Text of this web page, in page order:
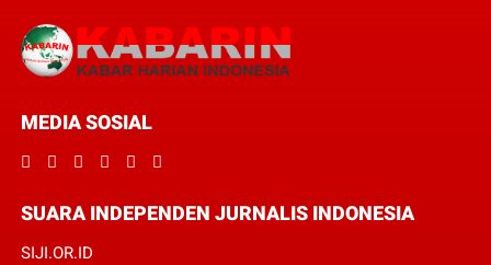
MEDIA SOSIAL
SUARA INDEPENDEN JURNALIS INDONESIA
SIJI.OR.ID